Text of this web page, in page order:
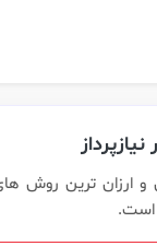
و ارزان ترین روش
است.